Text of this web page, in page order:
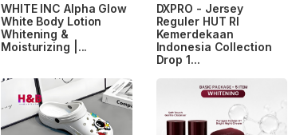
WHITE INC Alpha Glow
White Body Lotion
Whitening &
Moisturizing |...
DXPRO - Jersey
Reguler HUT RI
Kemerdekaan
Indonesia Collection
Drop 1...